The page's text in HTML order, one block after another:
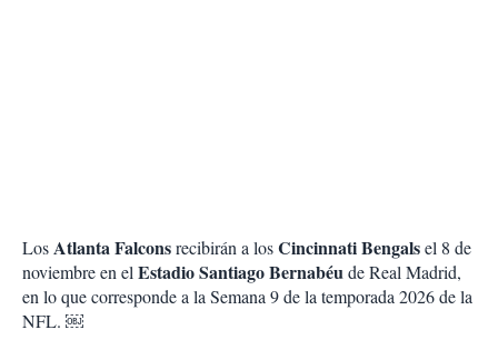
LosAtlanta Falconsrecibirán a losCincinnati Bengalsel 8 de
noviembre en elEstadio Santiago Bernabéude Real Madrid,
en lo que corresponde a la Semana 9 de la temporada 2026 de la
NFL. ￼